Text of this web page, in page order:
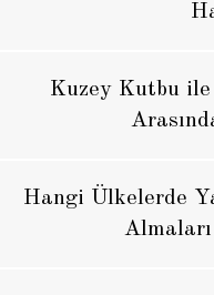
Kuzey Kutbu
Hangi Ülkelerde